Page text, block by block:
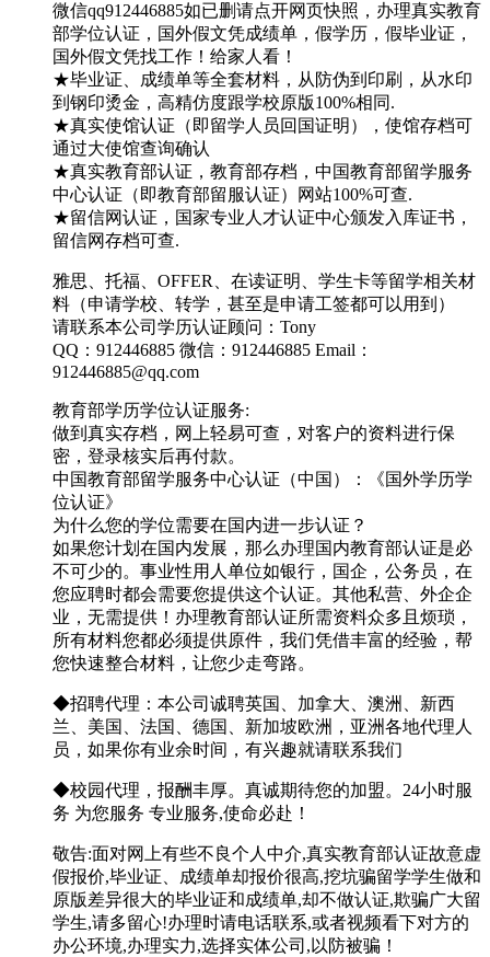
微信qq912446885如已删请点开网页快照，办理真实教育
部学位认证，国外假文凭成绩单，假学历，假毕业证，
国外假文凭找工作！给家人看！
★毕业证、成绩单等全套材料，从防伪到印刷，从水印
到钢印烫金，高精仿度跟学校原版100%相同.
★真实使馆认证（即留学人员回国证明），使馆存档可
通过大使馆查询确认
★真实教育部认证，教育部存档，中国教育部留学服务
中心认证（即教育部留服认证）网站100%可查.
★留信网认证，国家专业人才认证中心颁发入库证书，
留信网存档可查.
雅思、托福、OFFER、在读证明、学生卡等留学相关材
料（申请学校、转学，甚至是申请工签都可以用到）
请联系本公司学历认证顾问：Tony
QQ：912446885 微信：912446885 Email：
912446885@qq.com
教育部学历学位认证服务:
做到真实存档，网上轻易可查，对客户的资料进行保
密，登录核实后再付款。
中国教育部留学服务中心认证（中国）：《国外学历学
位认证》
为什么您的学位需要在国内进一步认证？
如果您计划在国内发展，那么办理国内教育部认证是必
不可少的。事业性用人单位如银行，国企，公务员，在
您应聘时都会需要您提供这个认证。其他私营、外企企
业，无需提供！办理教育部认证所需资料众多且烦琐，
所有材料您都必须提供原件，我们凭借丰富的经验，帮
您快速整合材料，让您少走弯路。
◆招聘代理：本公司诚聘英国、加拿大、澳洲、新西
兰、美国、法国、德国、新加坡欧洲，亚洲各地代理人
员，如果你有业余时间，有兴趣就请联系我们
◆校园代理，报酬丰厚。真诚期待您的加盟。24小时服
务 为您服务 专业服务,使命必赴！
敬告:面对网上有些不良个人中介,真实教育部认证故意虚
假报价,毕业证、成绩单却报价很高,挖坑骗留学学生做和
原版差异很大的毕业证和成绩单,却不做认证,欺骗广大留
学生,请多留心!办理时请电话联系,或者视频看下对方的
办公环境,办理实力,选择实体公司,以防被骗！